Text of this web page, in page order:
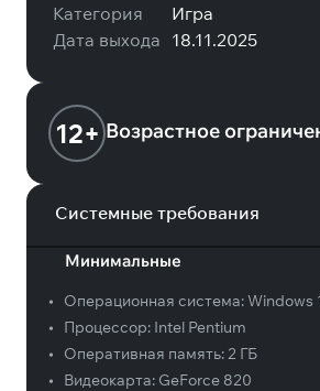
Категория
Игра
Дата выхода 18.11.2025
12+ Возрастное
Системные требования
Минимальные
• Операционная система:Windows
•
Процессор: Intel Pentium
•
Оперативная память:2 ГБ
•
Видеокарта: GeForce 820